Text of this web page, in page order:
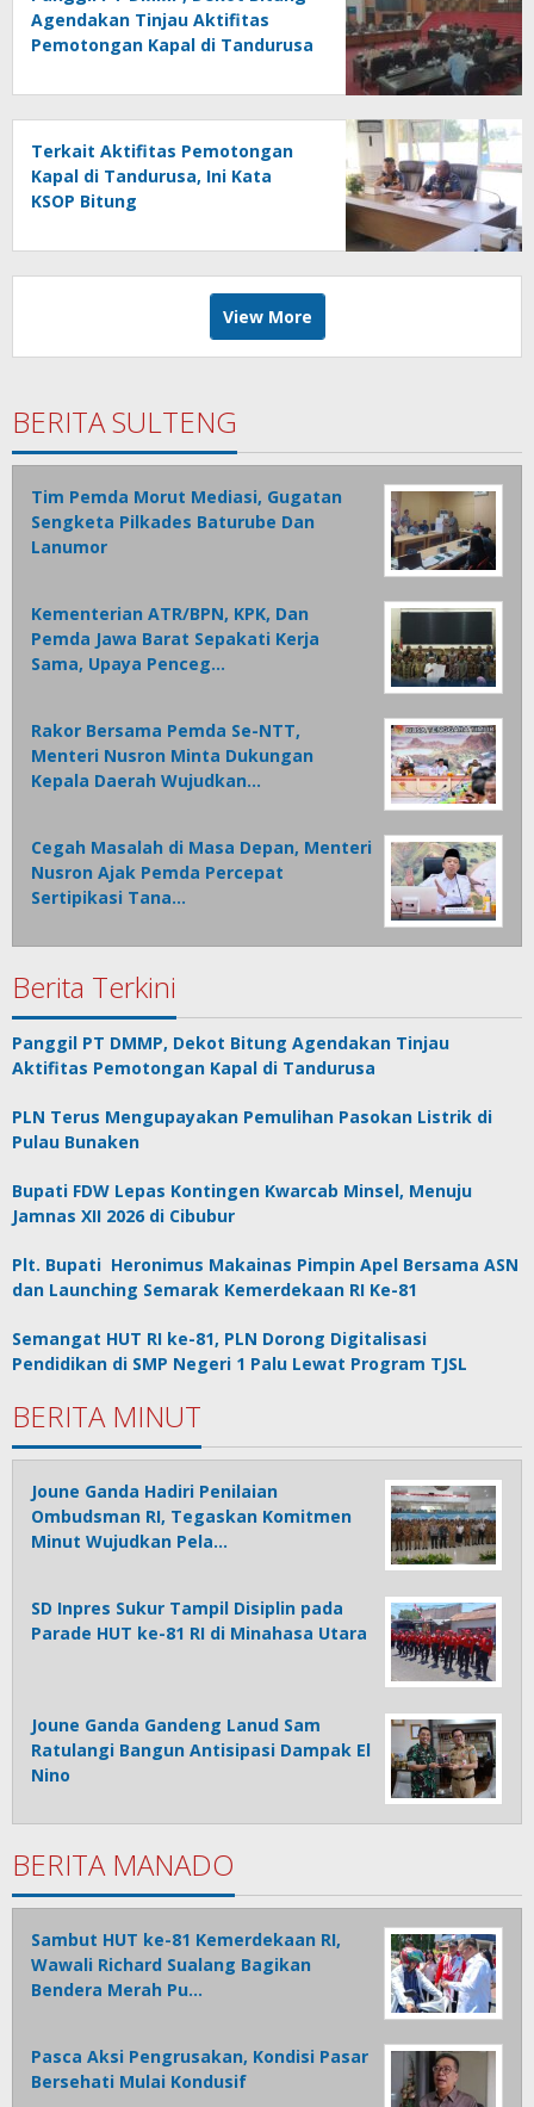
Agendakan Tinjau Aktifitas
Pemotongan Kapal di Tandurusa
Terkait Aktifitas Pemotongan
Kapal di Tandurusa, Ini Kata
KSOP Bitung
View More
BERITA SULTENG
Tim Pemda Morut Mediasi, Gugatan
Sengketa Pilkades Baturube Dan
Lanumor
Kementerian ATR/BPN, KPK, Dan
Pemda Jawa Barat Sepakati Kerja
Sama, Upaya Penceg…
Rakor Bersama Pemda Se-NTT,
Menteri Nusron Minta Dukungan
Kepala Daerah Wujudkan…
Cegah Masalah di Masa Depan, Menteri
Nusron Ajak Pemda Percepat
Sertipikasi Tana…
Berita Terkini
Panggil PT DMMP, Dekot Bitung Agendakan Tinjau
Aktifitas Pemotongan Kapal di Tandurusa
PLN Terus Mengupayakan Pemulihan Pasokan Listrik di
Pulau Bunaken
Bupati FDW Lepas Kontingen Kwarcab Minsel, Menuju
Jamnas XII 2026 di Cibubur
Plt. Bupati Heronimus Makainas Pimpin Apel Bersama ASN
dan Launching Semarak Kemerdekaan RI Ke-81
Semangat HUT RI ke-81, PLN Dorong Digitalisasi
Pendidikan di SMP Negeri 1 Palu Lewat Program TJSL
BERITA MINUT
Joune Ganda Hadiri Penilaian
Ombudsman RI, Tegaskan Komitmen
Minut Wujudkan Pela…
SD Inpres Sukur Tampil Disiplin pada
Parade HUT ke-81 RI di Minahasa Utara
Joune Ganda Gandeng Lanud Sam
Ratulangi Bangun Antisipasi Dampak El
Nino
BERITA MANADO
Sambut HUT ke-81 Kemerdekaan RI,
Wawali Richard Sualang Bagikan
Bendera Merah Pu…
Pasca Aksi Pengrusakan, Kondisi Pasar
Bersehati Mulai Kondusif